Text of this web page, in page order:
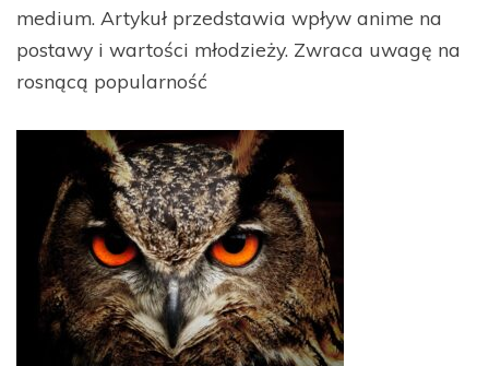
medium. Artykuł przedstawia wpływ anime na
postawy i wartości młodzieży. Zwraca uwagę na
rosnącą popularność